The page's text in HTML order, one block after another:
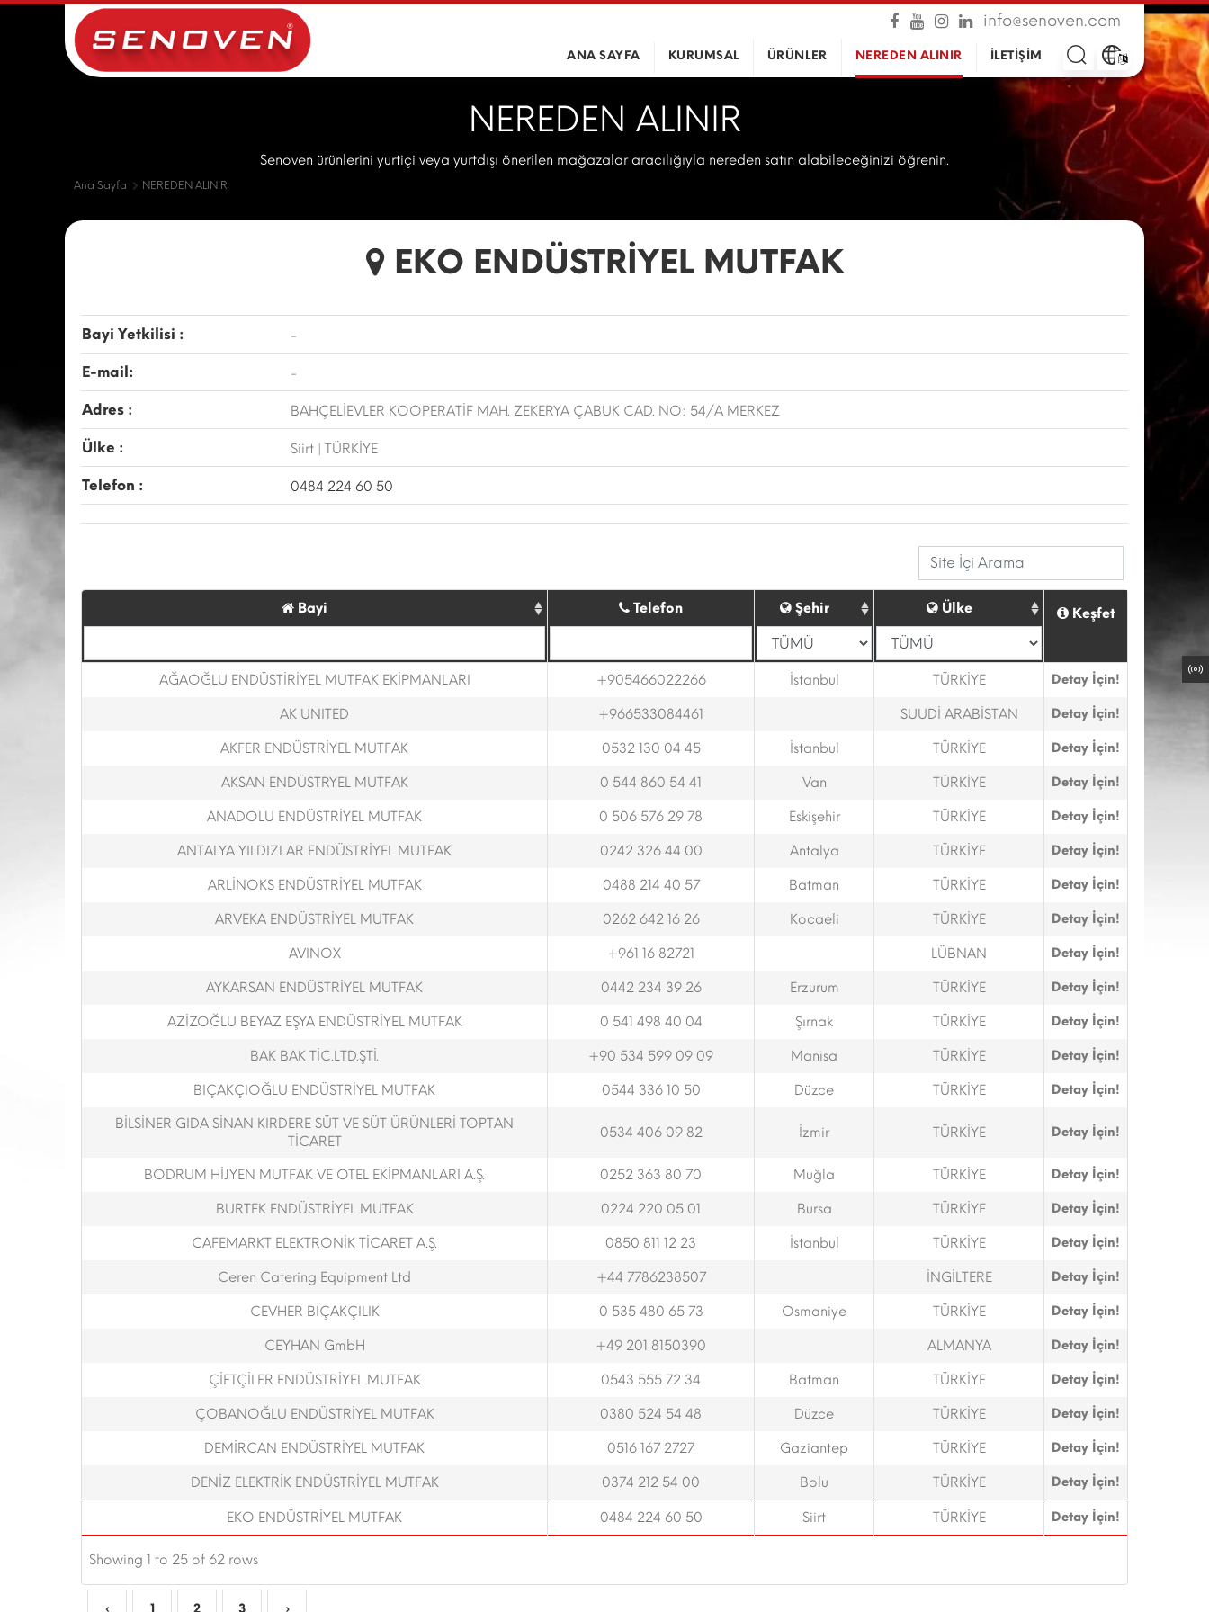
info@senoven.com
ANA SAYFA KURUMSAL ÜRÜNLER NEREDEN ALINIR İLETİŞİM
NEREDEN ALINIR
Senoven ürünlerini yurtiçi veya yurtdışı önerilen mağazalar aracılığıyla nereden satın alabileceğinizi öğrenin.
Ana Sayfa NEREDEN ALINIR
EKO ENDÜSTRİYEL MUTFAK
Bayi Yetkilisi : -
E-mail: -
Adres : BAHÇELİEVLER KOOPERATİF MAH. ZEKERYA ÇABUK CAD. NO: 54/A MERKEZ
Ülke : Siirt | TÜRKİYE
Telefon : 0484 224 60 50
Bayi Telefon Şehir Ülke Keşfet
AĞAOĞLU ENDÜSTİRİYEL MUTFAK EKİPMANLARI +905466022266 İstanbul TÜRKİYE Detay İçin!
AK UNITED +966533084461 SUUDİ ARABİSTAN Detay İçin!
AKFER ENDÜSTRİYEL MUTFAK 0532 130 04 45 İstanbul TÜRKİYE Detay İçin!
AKSAN ENDÜSTRYEL MUTFAK 0 544 860 54 41 Van TÜRKİYE Detay İçin!
ANADOLU ENDÜSTRİYEL MUTFAK 0 506 576 29 78 Eskişehir TÜRKİYE Detay İçin!
ANTALYA YILDIZLAR ENDÜSTRİYEL MUTFAK 0242 326 44 00 Antalya TÜRKİYE Detay İçin!
ARLİNOKS ENDÜSTRİYEL MUTFAK 0488 214 40 57 Batman TÜRKİYE Detay İçin!
ARVEKA ENDÜSTRİYEL MUTFAK 0262 642 16 26 Kocaeli TÜRKİYE Detay İçin!
AVINOX +961 16 82721 LÜBNAN Detay İçin!
AYKARSAN ENDÜSTRİYEL MUTFAK 0442 234 39 26 Erzurum TÜRKİYE Detay İçin!
AZİZOĞLU BEYAZ EŞYA ENDÜSTRİYEL MUTFAK 0 541 498 40 04 Şırnak TÜRKİYE Detay İçin!
BAK BAK TİC.LTD.ŞTİ. +90 534 599 09 09 Manisa TÜRKİYE Detay İçin!
BIÇAKÇIOĞLU ENDÜSTRİYEL MUTFAK 0544 336 10 50 Düzce TÜRKİYE Detay İçin!
BİLSİNER GIDA SİNAN KIRDERE SÜT VE SÜT ÜRÜNLERİ TOPTAN
TİCARET
0534 406 09 82 İzmir TÜRKİYE Detay İçin!
BODRUM HİJYEN MUTFAK VE OTEL EKİPMANLARI A.Ş. 0252 363 80 70 Muğla TÜRKİYE Detay İçin!
BURTEK ENDÜSTRİYEL MUTFAK 0224 220 05 01 Bursa TÜRKİYE Detay İçin!
CAFEMARKT ELEKTRONİK TİCARET A.Ş. 0850 811 12 23 İstanbul TÜRKİYE Detay İçin!
Ceren Catering Equipment Ltd +44 7786238507 İNGİLTERE Detay İçin!
CEVHER BIÇAKÇILIK 0 535 480 65 73 Osmaniye TÜRKİYE Detay İçin!
CEYHAN GmbH +49 201 8150390 ALMANYA Detay İçin!
ÇİFTÇİLER ENDÜSTRİYEL MUTFAK 0543 555 72 34 Batman TÜRKİYE Detay İçin!
ÇOBANOĞLU ENDÜSTRİYEL MUTFAK 0380 524 54 48 Düzce TÜRKİYE Detay İçin!
DEMİRCAN ENDÜSTRİYEL MUTFAK 0516 167 2727 Gaziantep TÜRKİYE Detay İçin!
DENİZ ELEKTRİK ENDÜSTRİYEL MUTFAK 0374 212 54 00 Bolu TÜRKİYE Detay İçin!
EKO ENDÜSTRİYEL MUTFAK 0484 224 60 50 Siirt TÜRKİYE Detay İçin!
Showing 1 to 25 of 62 rows
‹ 1 2 3 ›